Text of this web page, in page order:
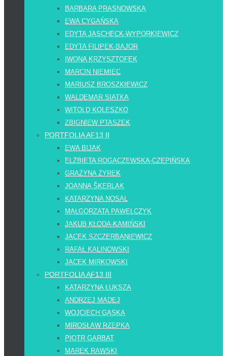
BARBARA PRASNOWSKA
EWA CYGAŃSKA
EDYTA JASCHECK-WYPORKIEWICZ
EDYTA FILIPEK-BAJOR
IWONA KRZYSZTOFEK
MARCIN NIEMIEC
MARIUSZ BROSZKIEWICZ
WALDEMAR SIATKA
WITOLD KOLESZKO
ZBIGNIEW PTASZEK
PORTFOLIA AF13 II
EWA BIJAK
ELŻBIETA ROGACZEWSKA-CZĘPIŃSKA
GRAŻYNA ŻYREK
JOANNA ŠKERLAK
KATARZYNA NOSAL
MAŁGORZATA PAWELCZYK
JAKUB KŁODA-KAMIŃSKI
JACEK SZCZERBANIEWICZ
RAFAŁ KALINOWSKI
JACEK MIRKOWSKI
PORTFOLIA AF13 III
KATARZYNA ŁUKSZA
ANDRZEJ MADEJ
WOJCIECH GĄSKA
MIROSŁAW RZEPKA
PIOTR GARBAT
MAREK RAWSKI